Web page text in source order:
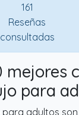
161
Reseñas
consultadas
mejores
para
adultos